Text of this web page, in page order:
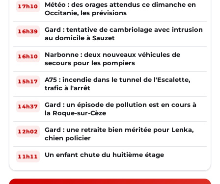
17h10
Météo : des orages attendus ce dimanche en
Occitanie, les prévisions
16h39
Gard : tentative de cambriolage avec intrusion
au domicile à Sauzet
16h10
Narbonne : deux nouveaux véhicules de
secours pour les pompiers
15h17
A75 : incendie dans le tunnel de l'Escalette,
trafic à l'arrêt
14h37
Gard : un épisode de pollution est en cours à
la Roque-sur-Cèze
12h02
Gard : une retraite bien méritée pour Lenka,
chien policier
11h11 Un enfant chute du huitième étage